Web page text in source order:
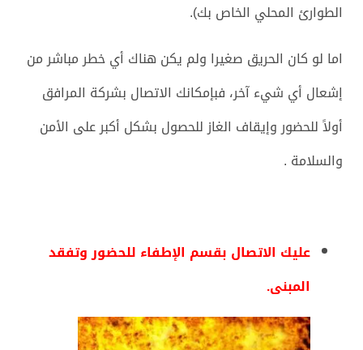
الطوارئ المحلي الخاص بك).
اما لو كان الحريق صغيرا ولم يكن هناك أي خطر مباشر من
إشعال أي شيء آخر، فبإمكانك الاتصال بشركة المرافق
أولاً للحضور وإيقاف الغاز للحصول بشكل أكبر على الأمن
والسلامة .
عليك الاتصال بقسم الإطفاء للحضور وتفقد
المبنى.